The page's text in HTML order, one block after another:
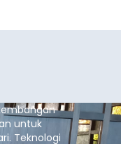
untuk
Teknologi